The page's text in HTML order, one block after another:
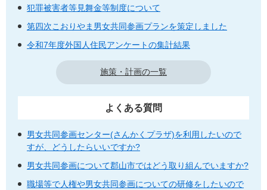
犯罪被害者等見舞金等制度について
第四次こおりやま男女共同参画プランを策定しました
令和7年度外国人住民アンケートの集計結果
施策・計画の一覧
よくある質問
男女共同参画センター(さんかくプラザ)を利用したいので
すが、どうしたらいいですか?
男女共同参画について郡山市ではどう取り組んでいますか?
職場等で人権や男女共同参画についての研修をしたいので